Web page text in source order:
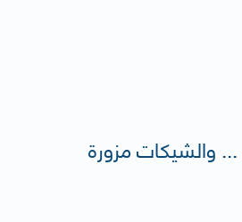
... والشيكات مزورة